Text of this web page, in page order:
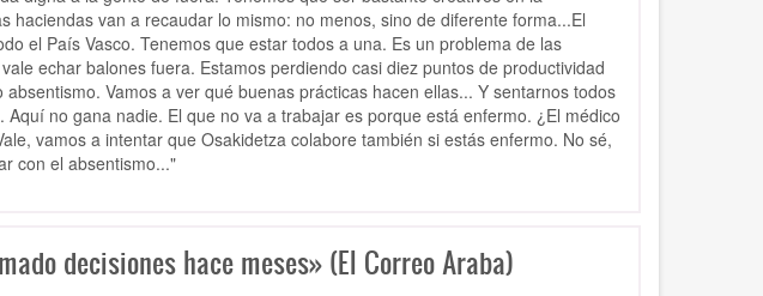
haciendas van a recaudar lo mismo: no menos, sino de diferente forma...El
el País Vasco. Tenemos que estar todos a una. Es un problema de las
echar balones fuera. Estamos perdiendo casi diez puntos de productividad
Vamos a ver qué buenas prácticas hacen ellas... Y sentarnos todos
no gana nadie. El que no va a trabajar es porque está enfermo. ¿El médico
vamos a intentar que Osakidetza colabore también si estás enfermo. No sé,
con el absentismo..."
decisiones hace meses» (El Correo Araba)